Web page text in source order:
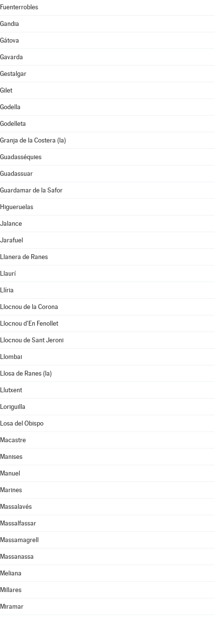
Fuenterrobles
Gandia
Gátova
Gavarda
Gestalgar
Gilet
Godella
Godelleta
Granja de la Costera (la)
Guadasséquies
Guadassuar
Guardamar de la Safor
Higueruelas
Jalance
Jarafuel
Llanera de Ranes
Llaurí
Llíria
Llocnou de la Corona
Llocnou d'En Fenollet
Llocnou de Sant Jeroni
Llombai
Llosa de Ranes (la)
Llutxent
Loriguilla
Losa del Obispo
Macastre
Manises
Manuel
Marines
Massalavés
Massalfassar
Massamagrell
Massanassa
Meliana
Millares
Miramar